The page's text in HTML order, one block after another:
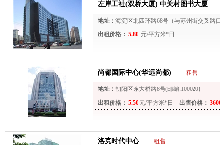
左岸工社(双桥大厦) 中关村图书大厦
地址： 海淀区北四环路68号（与苏州街交叉路
出租价格： 5.80 元/平方米*日
尚都国际中心(华远尚都) 租售
地址： 朝阳区东大桥路8号(邮编:100020)
出租价格： 5.50 元/平方米*日 出售价格：
洛克时代中心 租售